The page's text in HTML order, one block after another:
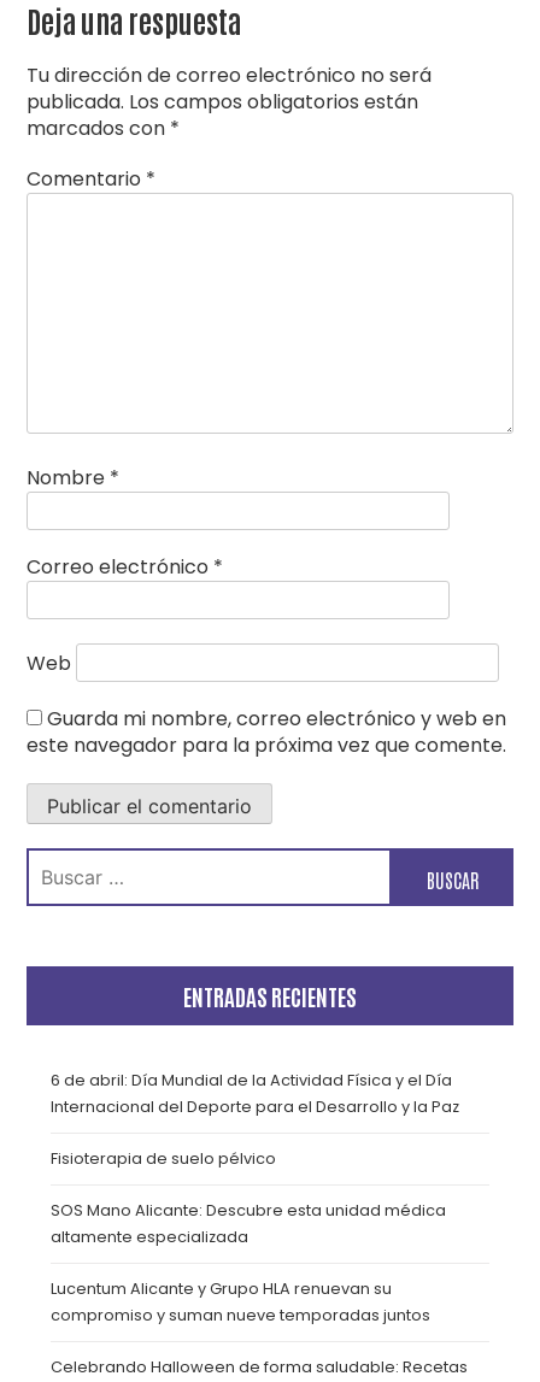
Deja una respuesta
Tu dirección de correo electrónico no será
publicada. Los campos obligatorios están
marcados con *
Comentario *
Nombre *
Correo electrónico *
Web
Guarda mi nombre, correo electrónico y web en
este navegador para la próxima vez que comente.
Buscar:
ENTRADAS RECIENTES
6 de abril: Día Mundial de la Actividad Física y el Día
Internacional del Deporte para el Desarrollo y la Paz
Fisioterapia de suelo pélvico
SOS Mano Alicante: Descubre esta unidad médica
altamente especializada
Lucentum Alicante y Grupo HLA renuevan su
compromiso y suman nueve temporadas juntos
Celebrando Halloween de forma saludable: Recetas